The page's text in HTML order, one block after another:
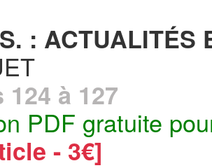
: ACTUALITÉS
124 à 127
PDF gratuite
- 3€]